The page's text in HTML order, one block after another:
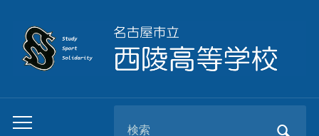
Toggle